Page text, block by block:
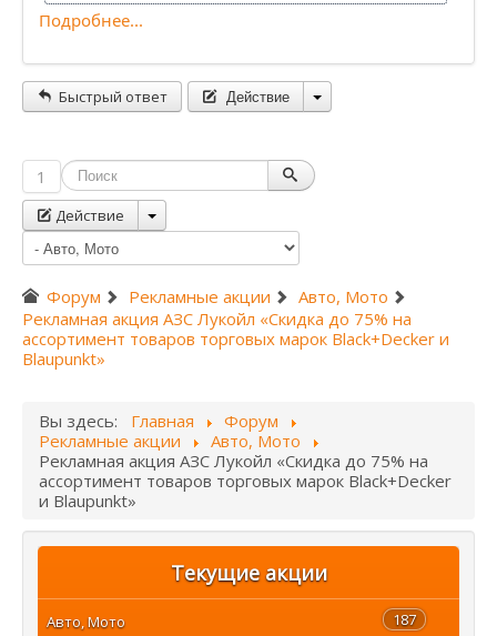
Подробнее...
Быстрый ответ Действие
1
Действие
Форум Рекламные акции
Авто, Мото
Рекламная акция АЗС Лукойл «Скидка до 75% на
ассортимент товаров торговых марок Black+Decker и
Blaupunkt»
Вы здесь: Главная
Форум
Рекламные акции
Авто, Мото
Рекламная акция АЗС Лукойл «Скидка до 75% на
ассортимент товаров торговых марок Black+Decker
и Blaupunkt»
Текущие акции
187
Авто, Мото